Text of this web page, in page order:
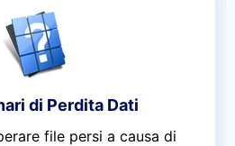
di Perdita Dati
file persi a causa di